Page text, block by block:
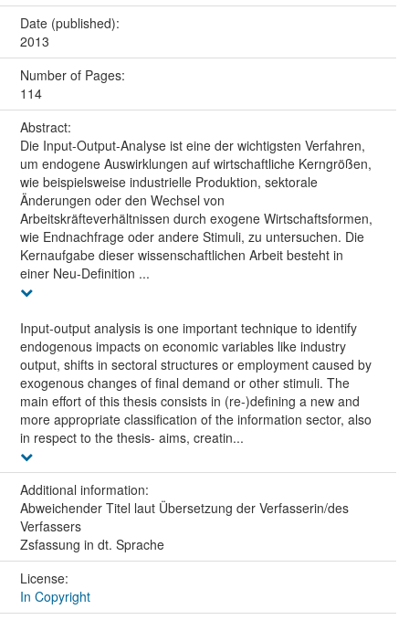
Date (published):
2013
Number of Pages:
114
Abstract:
Die Input-Output-Analyse ist eine der wichtigsten Verfahren,
um endogene Auswirklungen auf wirtschaftliche Kerngrößen,
wie beispielsweise industrielle Produktion, sektorale
Änderungen oder den Wechsel von
Arbeitskräfteverhältnissen durch exogene Wirtschaftsformen,
wie Endnachfrage oder andere Stimuli, zu untersuchen. Die
Kernaufgabe dieser wissenschaftlichen Arbeit besteht in
einer Neu-Definition ...
Input-output analysis is one important technique to identify
endogenous impacts on economic variables like industry
output, shifts in sectoral structures or employment caused by
exogenous changes of final demand or other stimuli. The
main effort of this thesis consists in (re-)defining a new and
more appropriate classification of the information sector, also
in respect to the thesis- aims, creatin...
Additional information:
Abweichender Titel laut Übersetzung der Verfasserin/des
Verfassers
Zsfassung in dt. Sprache
License:
In Copyright